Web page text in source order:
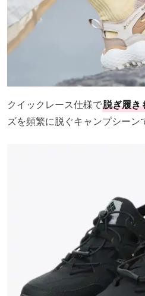
クイックレース仕様で脱ぎ履き
ズを頻繁に脱ぐキャンプシーン